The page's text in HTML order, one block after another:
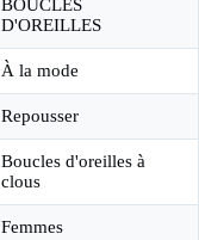
BOUCLES
D'OREILLES
À la mode
Repousser
Boucles d'oreilles à
clous
Femmes